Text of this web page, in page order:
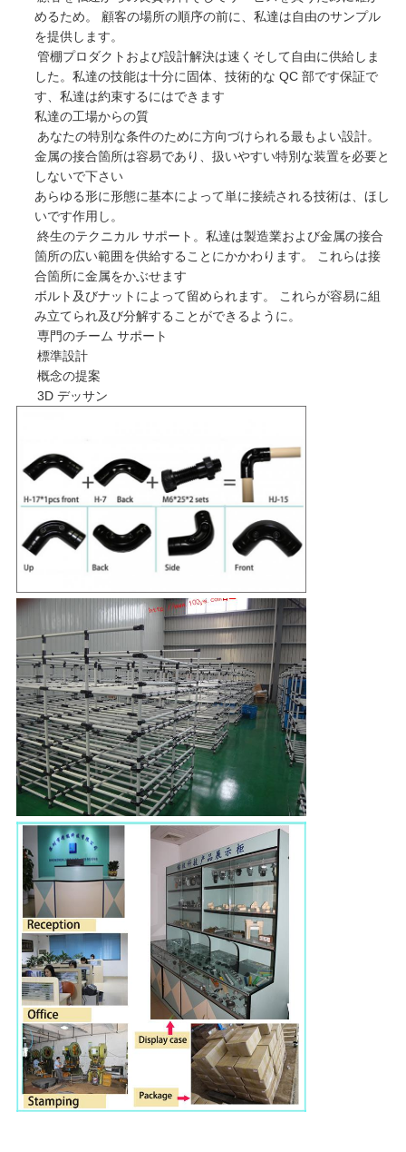
めるため。 顧客の場所の順序の前に、私達は自由のサンプル
を提供します。
管棚プロダクトおよび設計解決は速くそして自由に供給しま
した。私達の技能は十分に固体、技術的な QC 部です保証で
す、私達は約束するにはできます
私達の工場からの質
あなたの特別な条件のために方向づけられる最もよい設計。
金属の接合箇所は容易であり、扱いやすい特別な装置を必要と
しないで下さい
あらゆる形に形態に基本によって単に接続される技術は、ほし
いです作用し。
終生のテクニカル サポート。私達は製造業および金属の接合
箇所の広い範囲を供給することにかかわります。 これらは接
合箇所に金属をかぶせます
ボルト及びナットによって留められます。 これらが容易に組
み立てられ及び分解することができるように。
専門のチーム サポート
標準設計
概念の提案
3D デッサン